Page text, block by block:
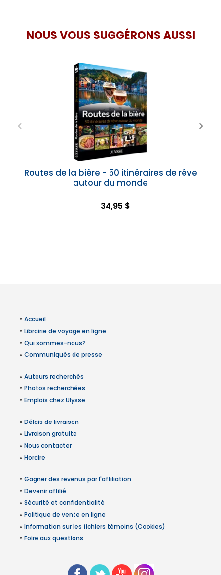
NOUS VOUS SUGGÉRONS AUSSI
Routes de la bière - 50 itinéraires de rêve
autour du monde
34,95 $
» Accueil
» Librairie de voyage en ligne
» Qui sommes-nous?
» Communiqués de presse
» Auteurs recherchés
» Photos recherchées
» Emplois chez Ulysse
» Délais de livraison
» Livraison gratuite
» Nous contacter
» Horaire
» Gagner des revenus par l'affiliation
» Devenir affilié
» Sécurité et confidentialité
» Politique de vente en ligne
» Information sur les fichiers témoins (Cookies)
» Foire aux questions